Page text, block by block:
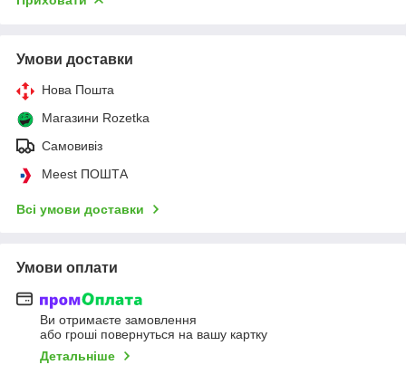
Умови доставки
Нова Пошта
Магазини Rozetka
Самовивіз
Meest ПОШТА
Всі умови доставки
Умови оплати
Ви отримаєте замовлення
або гроші повернуться на вашу картку
Детальніше